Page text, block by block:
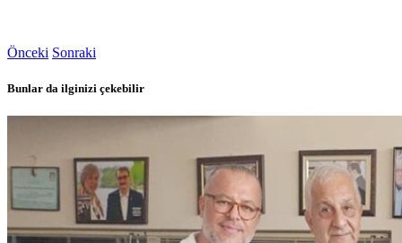
Önceki Sonraki
Bunlar da ilginizi çekebilir